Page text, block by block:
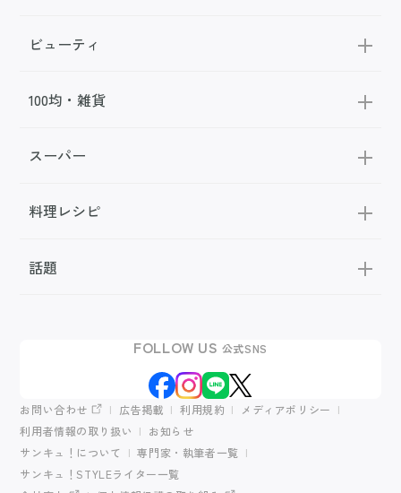
ビューティ
100均・雑貨
スーパー
料理レシピ
話題
FOLLOW US 公式SNS
お問い合わせ 広告掲載 利用規約
メディアポリシー
利用者情報の取り扱い
お知らせ
サンキュ！について
専門家・執筆者一覧
サンキュ！STYLEライター一覧